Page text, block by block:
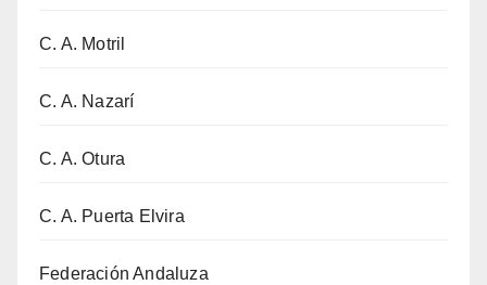
C. A. Motril
C. A. Nazarí
C. A. Otura
C. A. Puerta Elvira
Federación Andaluza